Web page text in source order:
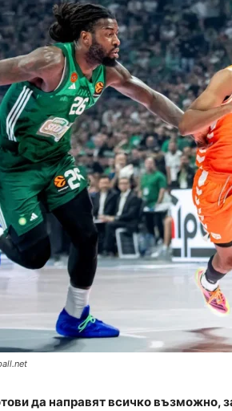
да направят всичко възможно,